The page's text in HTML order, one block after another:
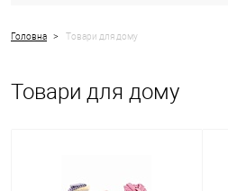
Головна > Товари для дому
Товари для дому